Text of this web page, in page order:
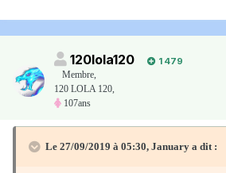
De toutes façons cette profession s'est
eme alors il ne faut pas venir verser des
quand quelqu'un meurt d'épuisement!
voulu étant donné le contexte
120lola120
1 479
Membre,
120 LOLA 120,
107ans
Le 27/09/2019 à 05:30, January a dit :